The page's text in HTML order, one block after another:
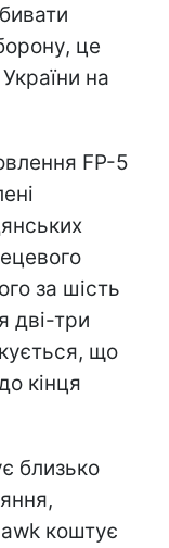
це
на
FP-5
за шість
дві-три
що
кінця
близько
коштує